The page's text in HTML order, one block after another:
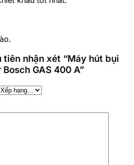
tiên nhận xét “Máy hút bụi
GAS 400 A”